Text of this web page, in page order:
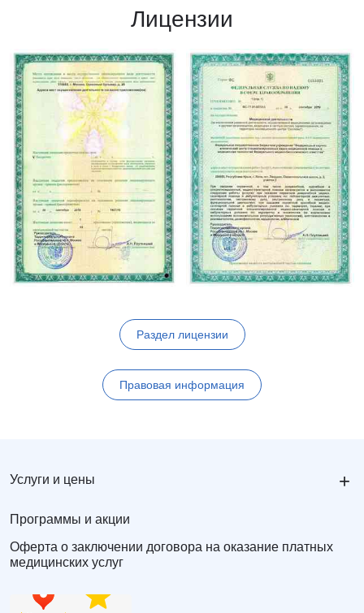
Лицензии
Раздел лицензии
Правовая информация
Услуги и цены +
Программы и акции
Оферта о заключении договора на оказание платных
медицинских услуг